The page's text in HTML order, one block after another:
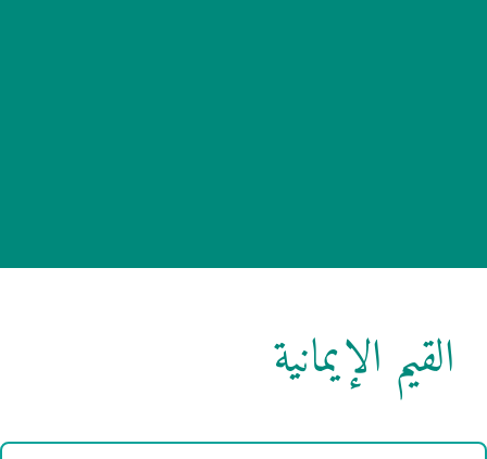
القيم الإيمانية